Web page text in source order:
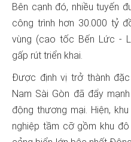
Bên cạnh đó, nhiều tuyến
công trình hơn 30.000 tỷ
vùng (cao tốc Bến Lức -
gấp rút triển khai.
Được định vị trở thành
Nam Sài Gòn đã đẩy
động thương mại. Hiện,
nghiệp tầm cỡ gồm khu